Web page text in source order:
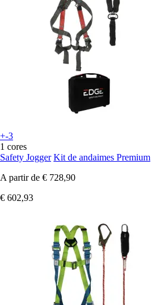
+-3
1 cores
Safety Jogger Kit de andaimes Premium
A partir de € 728,90
€ 602,93